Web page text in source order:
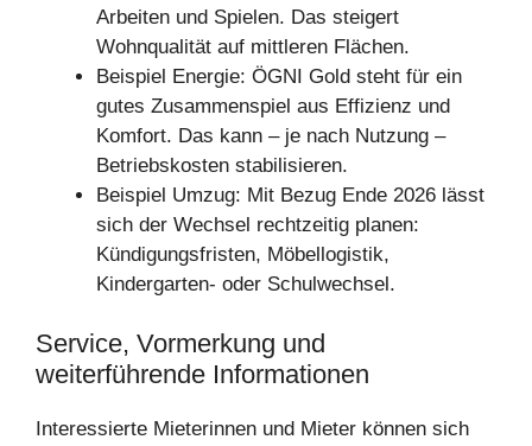
Arbeiten und Spielen. Das steigert
Wohnqualität auf mittleren Flächen.
Beispiel Energie: ÖGNI Gold steht für ein
gutes Zusammenspiel aus Effizienz und
Komfort. Das kann – je nach Nutzung –
Betriebskosten stabilisieren.
Beispiel Umzug: Mit Bezug Ende 2026 lässt
sich der Wechsel rechtzeitig planen:
Kündigungsfristen, Möbellogistik,
Kindergarten- oder Schulwechsel.
Service, Vormerkung und
weiterführende Informationen
Interessierte Mieterinnen und Mieter können sich